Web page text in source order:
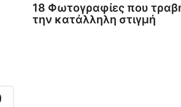
18 Φωτογραφίες που
την κατάλληλη στιγμή